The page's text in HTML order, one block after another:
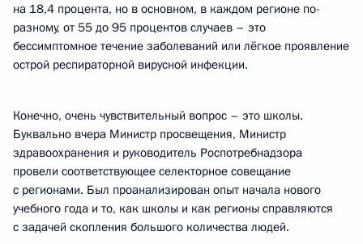
на 18,4 процента, но в основном, в каждом регионе по-
разному, от 55 до 95 процентов случаев – это
бессимптомное течение заболеваний или лёгкое проявление
острой респираторной вирусной инфекции.
Конечно, очень чувствительный вопрос – это школы.
Буквально вчера Министр просвещения, Министр
здравоохранения и руководитель Роспотребнадзора
провели соответствующее селекторное совещание
с регионами. Был проанализирован опыт начала нового
учебного года и то, как школы и как регионы справляются
с задачей скопления большого количества людей.